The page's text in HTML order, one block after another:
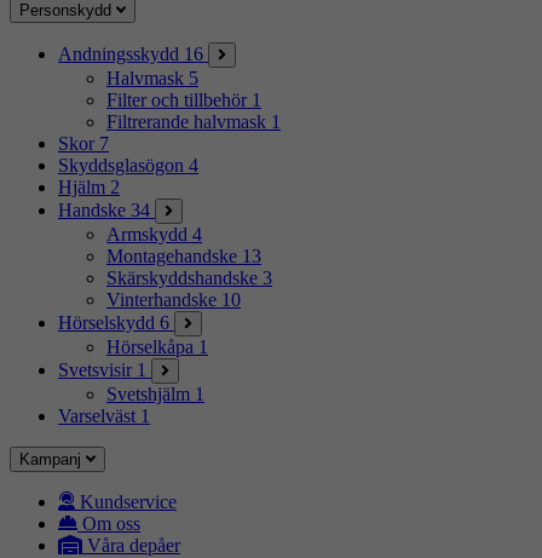
Personskydd
Andningsskydd 16
Halvmask 5
Filter och tillbehör 1
Filtrerande halvmask 1
Skor 7
Skyddsglasögon 4
Hjälm 2
Handske 34
Armskydd 4
Montagehandske 13
Skärskyddshandske 3
Vinterhandske 10
Hörselskydd 6
Hörselkåpa 1
Svetsvisir 1
Svetshjälm 1
Varselväst 1
Kampanj
Kundservice
Om oss
Våra depåer